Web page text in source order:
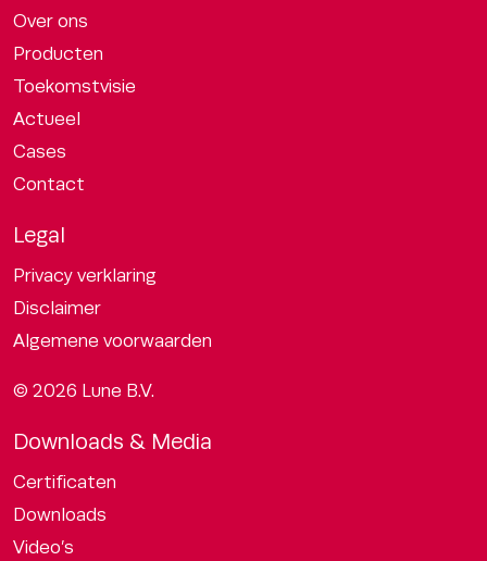
Over ons
Producten
Toekomstvisie
Actueel
Cases
Contact
Legal
Privacy verklaring
Disclaimer
Algemene voorwaarden
© 2026 Lune B.V.
Downloads & Media
Certificaten
Downloads
Video’s